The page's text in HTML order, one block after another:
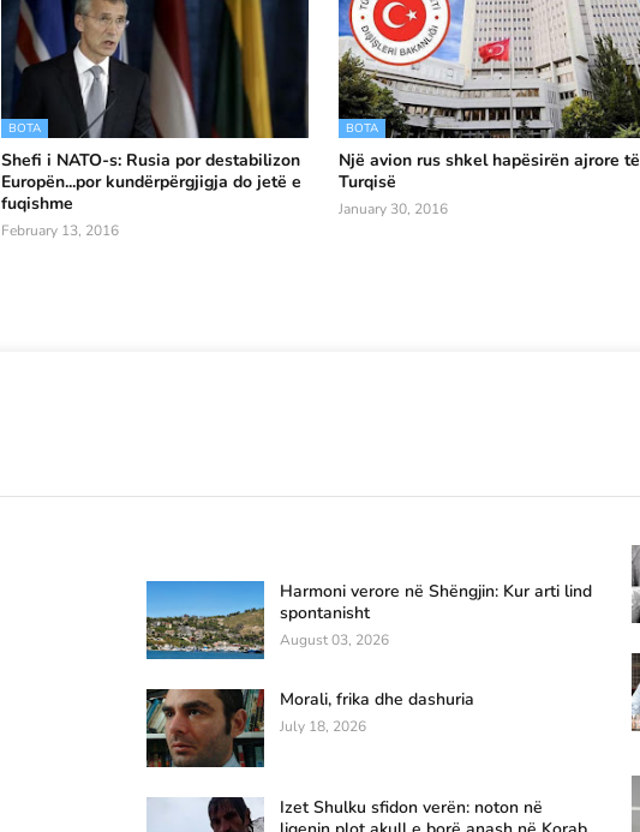
BOTA
Shefi i NATO-s: Rusia por destabilizon
Europën...por kundërpërgjigja do jetë e
fuqishme
February 13, 2016
BOTA
Një avion rus shkel hapësirën ajrore të
Turqisë
January 30, 2016
Harmoni verore në Shëngjin: Kur arti lind
spontanisht
August 03, 2026
Morali, frika dhe dashuria
July 18, 2026
Izet Shulku sfidon verën: noton në